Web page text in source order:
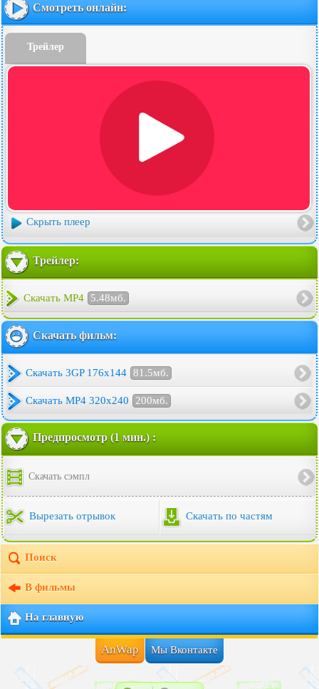
Смотреть онлайн:
Трейлер
Скрыть плеер
Трейлер:
Скачать MP4 5.48мб.
Скачать фильм:
Скачать 3GP 176x144 81.5мб.
Скачать MP4 320x240 200мб.
Предпросмотр (1 мин.) :
Скачать сэмпл
Вырезать отрывок Скачать по частям
Поиск
В фильмы
На главную
AnWap Мы Вконтакте